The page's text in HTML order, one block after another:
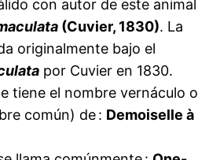
con autor de este animal
(Cuvier, 1830). La
originalmente bajo el
por Cuvier en 1830.
tiene el nombre vernáculo o
común) de : Demoiselle à